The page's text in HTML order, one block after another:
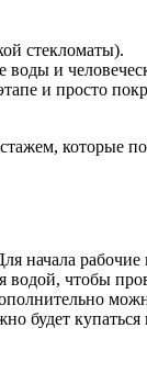
стекломаты).
и
и просто
которые
начала
водой, чтобы
будет